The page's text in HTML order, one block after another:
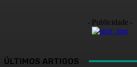
- Publicidade -
ÚLTIMOS ARTIGOS